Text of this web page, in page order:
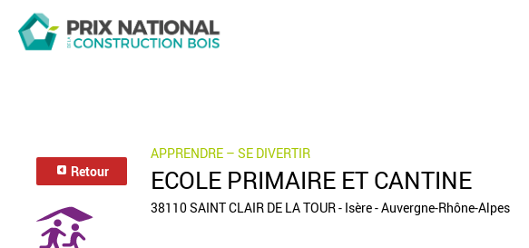
Retour
APPRENDRE – SE DIVERTIR
ECOLE PRIMAIRE ET CANTINE
38110 SAINT CLAIR DE LA TOUR - Isère - Auvergne-Rhône-Alpes